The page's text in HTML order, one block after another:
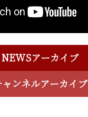
NEWSアーカイブ
ャンネルアーカイブ